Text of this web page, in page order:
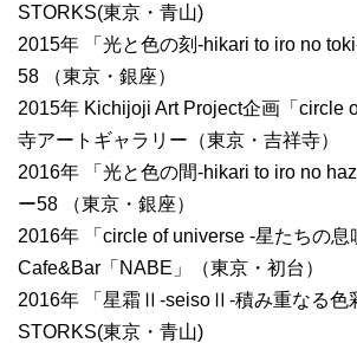
STORKS(東京・青山)
2015年 「光と色の刻-hikari to iro no
58 （東京・銀座）
2015年 Kichijoji Art Project企画「circle
寺アートギャラリー（東京・吉祥寺）
2016年 「光と色の間-hikari to iro no
ー58 （東京・銀座）
2016年 「circle of universe -星たちの息
Cafe&Bar「NABE」（東京・初台）
2016年 「星霜Ⅱ-seisoⅡ-積み重なる色
STORKS(東京・青山)